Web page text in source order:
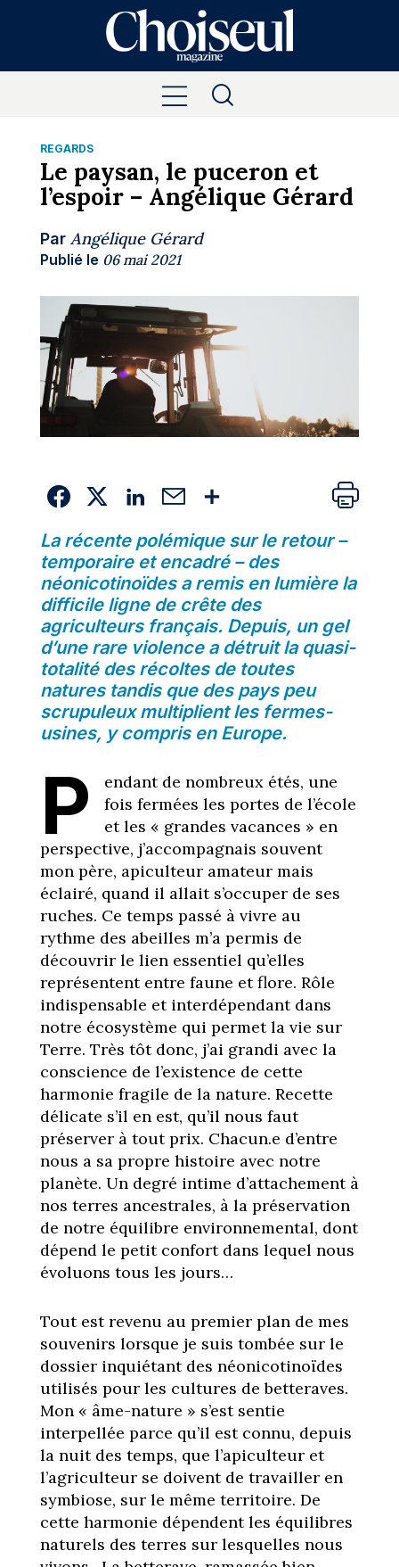
REGARDS
Le paysan, le puceron et
l’espoir – Angélique Gérard
Par Angélique Gérard
Publié le 06 mai 2021
La récente polémique sur le retour –
temporaire et encadré – des
néonicotinoïdes a remis en lumière la
difficile ligne de crête des
agriculteurs français. Depuis, un gel
d’une rare violence a détruit la quasi-
totalité des récoltes de toutes
natures tandis que des pays peu
scrupuleux multiplient les fermes-
usines, y compris en Europe.
P
endant de nombreux étés, une
fois fermées les portes de l’école
et les « grandes vacances » en
perspective, j’accompagnais souvent
mon père, apiculteur amateur mais
éclairé, quand il allait s’occuper de ses
ruches. Ce temps passé à vivre au
rythme des abeilles m’a permis de
découvrir le lien essentiel qu’elles
représentent entre faune et flore. Rôle
indispensable et interdépendant dans
notre écosystème qui permet la vie sur
Terre. Très tôt donc, j’ai grandi avec la
conscience de l’existence de cette
harmonie fragile de la nature. Recette
délicate s’il en est, qu’il nous faut
préserver à tout prix. Chacun.e d’entre
nous a sa propre histoire avec notre
planète. Un degré intime d’attachement à
nos terres ancestrales, à la préservation
de notre équilibre environnemental, dont
dépend le petit confort dans lequel nous
évoluons tous les jours…
Tout est revenu au premier plan de mes
souvenirs lorsque je suis tombée sur le
dossier inquiétant des néonicotinoïdes
utilisés pour les cultures de betteraves.
Mon « âme-nature » s’est sentie
interpellée parce qu’il est connu, depuis
la nuit des temps, que l’apiculteur et
l’agriculteur se doivent de travailler en
symbiose, sur le même territoire. De
cette harmonie dépendent les équilibres
naturels des terres sur lesquelles nous